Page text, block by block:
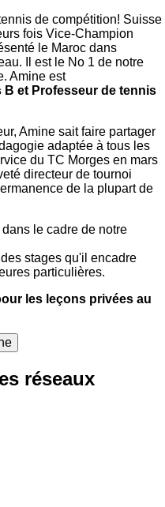
de compétition! Suisse
fois Vice-Champion
le Maroc dans
Il est le No 1 de notre
Amine est
B et Professeur de tennis
Amine sait faire partager
adaptée à tous les
du TC Morges en mars
directeur de tournoi
de la plupart de
le cadre de notre
stages qu'il encadre
particulières.
les leçons privées au
réseaux